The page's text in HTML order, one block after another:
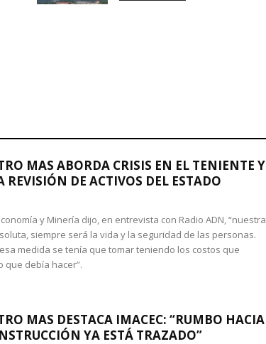
MAS ABORDA CRISIS EN EL TENIENTE Y
REVISIÓN DE ACTIVOS DEL ESTADO
y Minería dijo, en entrevista con Radio ADN, “nuestra
siempre será la vida y la seguridad de las personas.
medida se tenía que tomar teniendo los costos que
que debía hacer”.
MAS DESTACA IMACEC: “RUMBO HACIA
YA ESTÁ TRAZADO”